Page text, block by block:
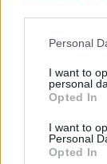
Personal
I want to
personal
Opted In
I want to
Personal
Opted In
valorizar